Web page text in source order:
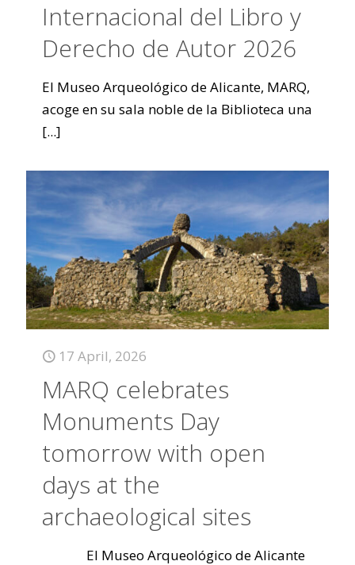
Internacional del Libro y
Derecho de Autor 2026
El Museo Arqueológico de Alicante, MARQ,
acoge en su sala noble de la Biblioteca una
[...]
17 April, 2026
MARQ celebrates
Monuments Day
tomorrow with open
days at the
archaeological sites
El Museo Arqueológico de Alicante